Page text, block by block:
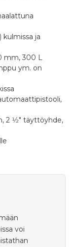
ja
mm, 300 L
ym. on
2 1⁄2" täyttöyhde,
voi